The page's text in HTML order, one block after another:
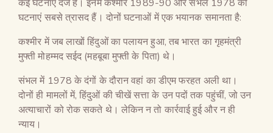
कई घटनाएं दर्ज हैं। इनमें कश्मीर 1989-90 और संभल 1978 की
घटनाएं सबसे त्रासद हैं। दोनों घटनाओं में एक भयानक समानता है:
कश्मीर में जब लाखों हिंदुओं का पलायन हुआ, तब भारत का गृहमंत्री
मुफ्ती मोहम्मद सईद (महबूबा मुफ्ती के पिता) थे।
संभल में 1978 के दंगों के दौरान वहां का डीएम फरहत अली था।
दोनों ही मामलों में, हिंदुओं की चीखें सत्ता के उन पदों तक पहुंचीं, जो उन
अत्याचारों को रोक सकते थे। लेकिन न तो कार्रवाई हुई और न ही
न्याय।